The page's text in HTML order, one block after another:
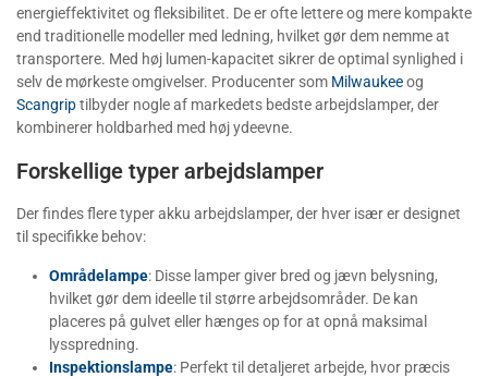
energieffektivitet og fleksibilitet. De er ofte lettere og mere kompakte
end traditionelle modeller med ledning, hvilket gør dem nemme at
transportere. Med høj lumen-kapacitet sikrer de optimal synlighed i
selv de mørkeste omgivelser. Producenter som Milwaukeeog
Scangriptilbyder nogle af markedets bedste arbejdslamper, der
kombinerer holdbarhed med høj ydeevne.
Forskellige typer arbejdslamper
Der findes flere typer akku arbejdslamper, der hver især er designet
til specifikke behov:
Områdelampe: Disse lamper giver bred og jævn belysning,
hvilket gør dem ideelle til større arbejdsområder. De kan
placeres på gulvet eller hænges op for at opnå maksimal
lysspredning.
Inspektionslampe: Perfekt til detaljeret arbejde, hvor præcis